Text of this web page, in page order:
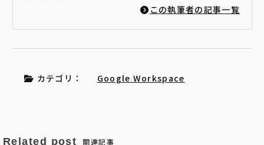
この執筆者の記事一覧
カテゴリ： Google Workspace
Related post 関連記事